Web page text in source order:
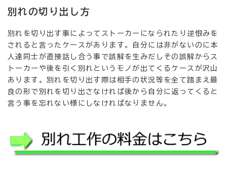
別れの切り出し方
別れを切り出す事によってストーカーになられたり逆恨みを
されると言ったケースがあります。自分には非がないのに本
人達同士が直接話し合う事で誤解を生みだしその誤解からス
トーカーや後を引く別れというモノが出てくるケースが沢山
あります。別れを切り出す際は相手の状況等を全て踏まえ最
良の形で別れを切り出さなければ後から自分に返ってくると
言う事を忘れない様にしなければなりません。